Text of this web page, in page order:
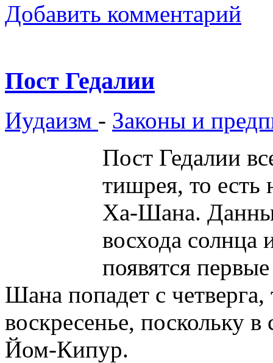
Добавить комментарий
Пост Гедалии
Иудаизм - Законы и
Пост Гедалии
тишрея, то
Ха-Шана.
восхода солнца
появятся
Шана попадет с четверга,
воскресенье, поскольку в
Йом-Кипур.